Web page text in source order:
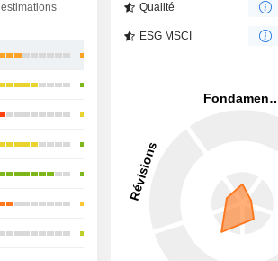
estimations
analystes
Qualité
ESG MSCI